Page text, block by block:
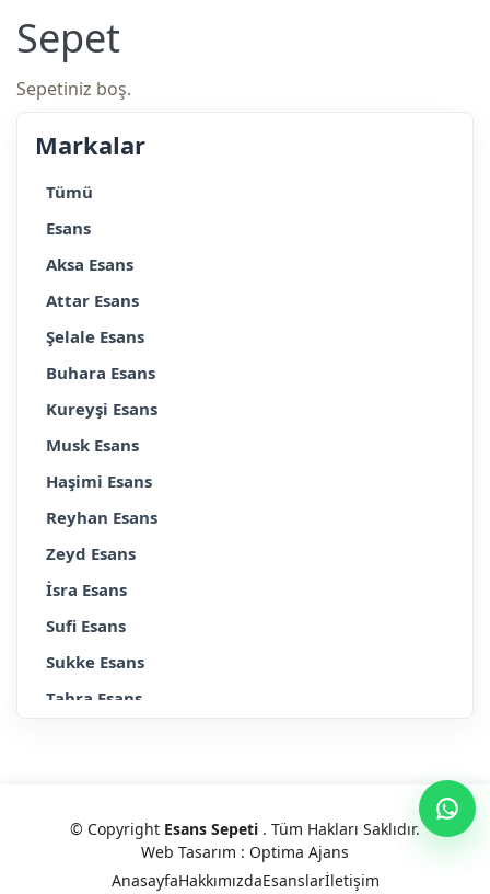
Sepet
Sepetiniz boş.
Markalar
Tümü
Esans
Aksa Esans
Attar Esans
Şelale Esans
Buhara Esans
Kureyşi Esans
Musk Esans
Haşimi Esans
Reyhan Esans
Zeyd Esans
İsra Esans
Sufi Esans
Sukke Esans
Tahra Esans
Gül & Çiçek Serisi
Platin Serisi
© Copyright Esans Sepeti . Tüm Hakları Saklıdır.
Web Tasarım : Optima Ajans
AnasayfaHakkımızdaEsanslarİletişim